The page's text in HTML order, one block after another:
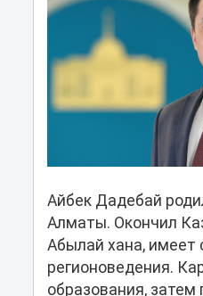
Айбек Дадебай
Алматы. Окончил
Абылай хана, имеет
регионоведения.
образования, затем